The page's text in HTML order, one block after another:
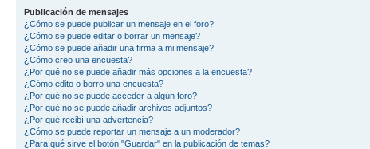
Publicación de mensajes
¿Cómo se puede publicar un mensaje en el foro?
¿Cómo se puede editar o borrar un mensaje?
¿Cómo se puede añadir una firma a mi mensaje?
¿Cómo creo una encuesta?
¿Por qué no se puede añadir más opciones a la encuesta?
¿Cómo edito o borro una encuesta?
¿Por qué no se puede acceder a algún foro?
¿Por qué no se puede añadir archivos adjuntos?
¿Por qué recibí una advertencia?
¿Cómo se puede reportar un mensaje a un moderador?
¿Para qué sirve el botón "Guardar" en la publicación de temas?